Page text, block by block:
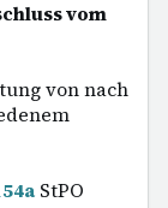
vom
von nach
StPO